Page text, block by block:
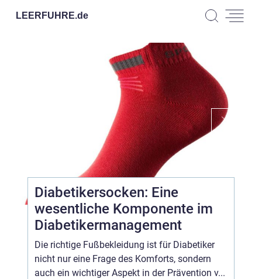
LEERFUHRE.de
Diabetikersocken: Eine
wesentliche Komponente im
Diabetikermanagement
Die richtige Fußbekleidung ist für Diabetiker
nicht nur eine Frage des Komforts, sondern
auch ein wichtiger Aspekt in der Prävention v...